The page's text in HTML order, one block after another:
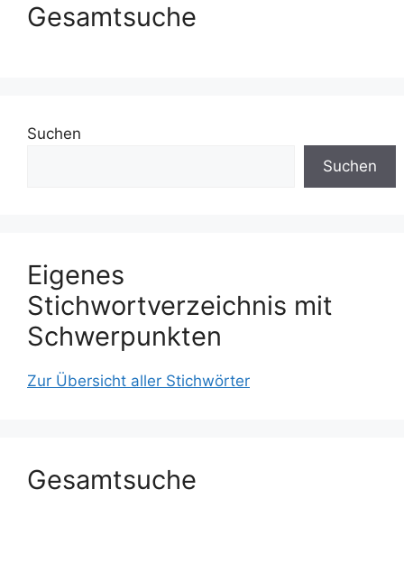
Gesamtsuche
Suchen
Suchen
Eigenes
Stichwortverzeichnis mit
Schwerpunkten
Zur Übersicht aller Stichwörter
Gesamtsuche